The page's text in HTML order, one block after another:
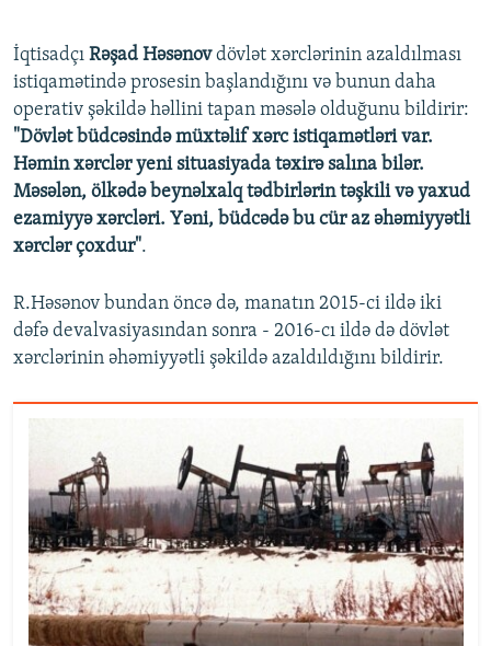
İqtisadçı Rəşad Həsənovdövlət xərclərinin azaldılması
istiqamətində prosesin başlandığını və bunun daha
operativ şəkildə həllini tapan məsələ olduğunu bildirir:
"Dövlət büdcəsində müxtəlif xərc istiqamətləri var.
Həmin xərclər yeni situasiyada təxirə salına bilər.
Məsələn, ölkədə beynəlxalq tədbirlərin təşkili və yaxud
ezamiyyə xərcləri. Yəni, büdcədə bu cür az əhəmiyyətli
xərclər çoxdur".
R.Həsənov bundan öncə də, manatın 2015-ci ildə iki
dəfə devalvasiyasından sonra - 2016-cı ildə də dövlət
xərclərinin əhəmiyyətli şəkildə azaldıldığını bildirir.